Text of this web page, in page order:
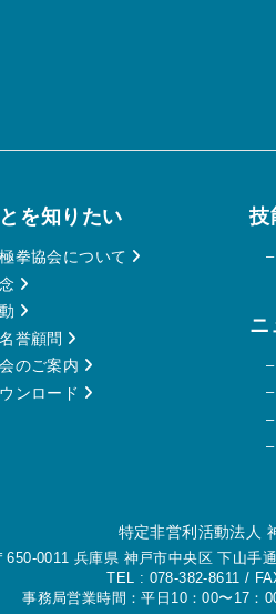
を知りたい
拳協会について
誉顧問
のご案内
ンロード
技
ニ
特定非営利活動法人
650-0011 兵庫県 神戸市中央区 下山手
TEL : 078-382-8611 /
事務局営業時間：平日10：00〜17：